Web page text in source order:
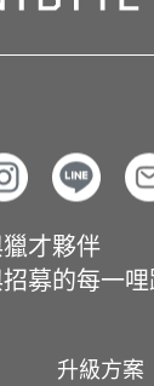
才夥伴
募的每一
升級方案